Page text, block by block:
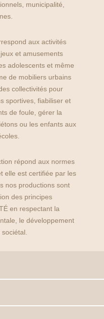
municipalité,
aux activités
et amusements
adolescents et même
de mobiliers urbains
collectivités pour
sportives, fiabiliser et
de foule, gérer la
ou les enfants aux
répond aux normes
elle est certifiée par les
nos productions sont
des principes
en respectant la
le développement